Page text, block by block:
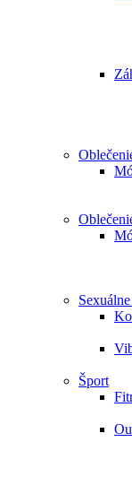
Šport